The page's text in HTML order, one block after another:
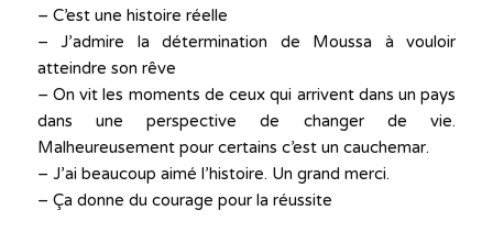
– C’est une histoire réelle
– J’admire la détermination de Moussa à vouloir
atteindre son rêve
– On vit les moments de ceux qui arrivent dans un pays
dans une perspective de changer de vie.
Malheureusement pour certains c’est un cauchemar.
– J’ai beaucoup aimé l’histoire. Un grand merci.
– Ça donne du courage pour la réussite